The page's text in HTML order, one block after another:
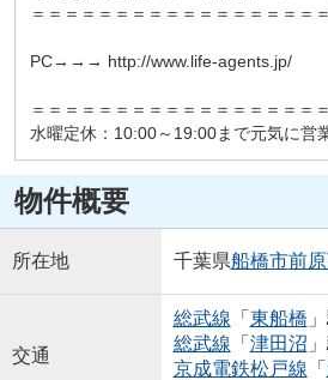
＝＝＝＝＝＝＝＝＝＝＝＝＝＝＝＝＝
PC→→→ http://www.life-agents.jp/
＝＝＝＝＝＝＝＝＝＝＝＝＝＝＝＝＝
水曜定休：10:00～19:00まで元気に営
物件概要
所在地 千葉県船橋市前
交通
総武線 「 東船橋
総武線 「 津田沼
京成電鉄松戸線 「